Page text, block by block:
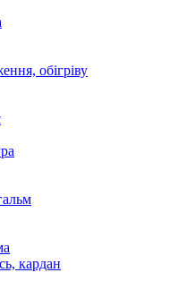
обігріву
кардан